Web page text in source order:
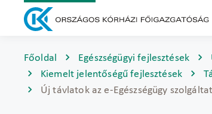
Főoldal Egészségügyi fejlesztések
Kiemelt jelentőségű fejlesztések
Új távlatok az e-Egészségügy